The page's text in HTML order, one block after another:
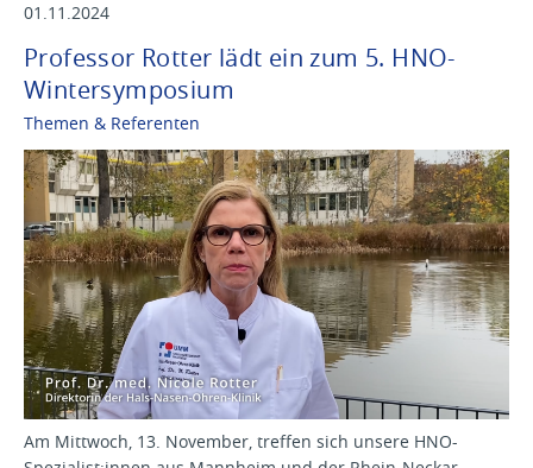
01.11.2024
Professor Rotter lädt ein zum 5. HNO-
Wintersymposium
Themen & Referenten
Am Mittwoch, 13. November, treffen sich unsere HNO-